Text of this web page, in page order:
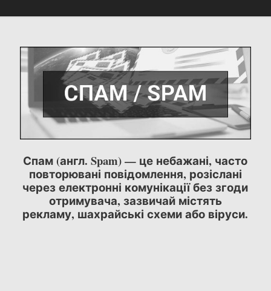
Спам (англ. Spam) — це небажані, часто
повторювані повідомлення, розіслані
через електронні комунікації без згоди
отримувача, зазвичай містять
рекламу, шахрайські схеми або віруси.